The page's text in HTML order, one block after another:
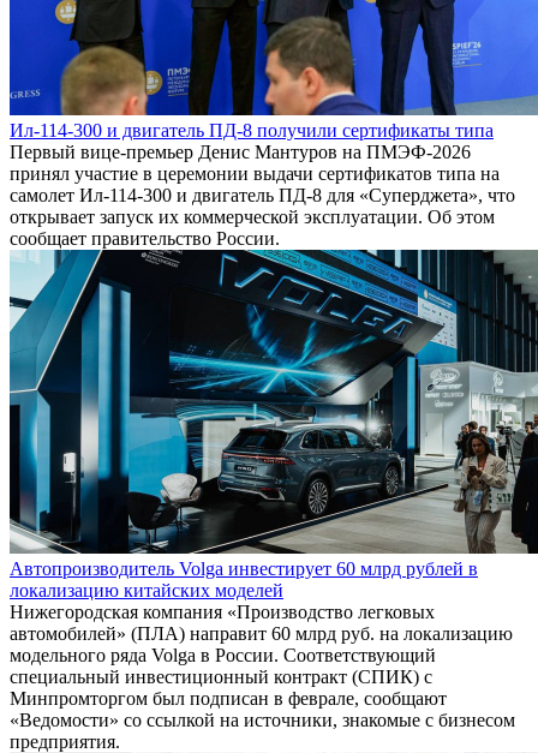
Ил-114-300 и двигатель ПД-8 получили сертификаты типа
Первый вице-премьер Денис Мантуров на ПМЭФ-2026
принял участие в церемонии выдачи сертификатов типа на
самолет Ил-114-300 и двигатель ПД-8 для «Суперджета», что
открывает запуск их коммерческой эксплуатации. Об этом
сообщает правительство России.
Автопроизводитель Volga инвестирует 60 млрд рублей в
локализацию китайских моделей
Нижегородская компания «Производство легковых
автомобилей» (ПЛА) направит 60 млрд руб. на локализацию
модельного ряда Volga в России. Соответствующий
специальный инвестиционный контракт (СПИК) с
Минпромторгом был подписан в феврале, сообщают
«Ведомости» со ссылкой на источники, знакомые с бизнесом
предприятия.